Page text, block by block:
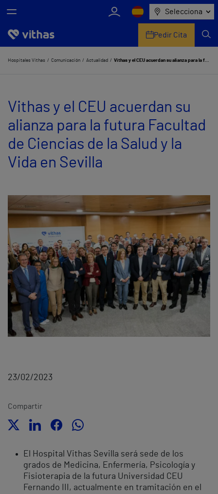
Selecciona
Nosotros
Servicios de salud
Equipo médico y asistencial
Pedir Cita
Hospitales Vithas Comunicación Actualidad Vithas y el CEU acuerdan su alianza para la futura Facultad de Ciencias de la Salud y la Vida en Sevilla
Vithas y el CEU acuerdan su
alianza para la futura Facultad
de Ciencias de la Salud y la
Vida en Sevilla
23/02/2023
Compartir
El Hospital Vithas Sevilla será sede de los
grados de Medicina, Enfermería, Psicología y
Fisioterapia de la futura Universidad CEU
Fernando III, actualmente en tramitación en el